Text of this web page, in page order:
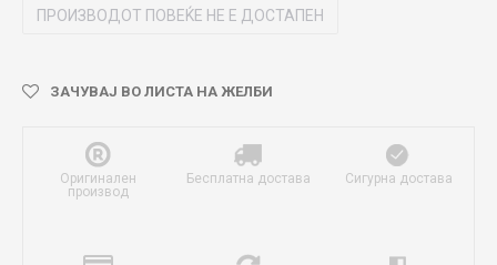
ПРОИЗВОДОТ ПОВЕЌЕ НЕ Е ДОСТАПЕН
ЗАЧУВАЈ ВО ЛИСТА НА ЖЕЛБИ
Оригинален
производ
Бесплатна достава Сигурна достава